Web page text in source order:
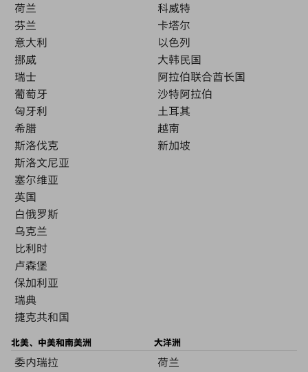
荷兰
芬兰
意大利
挪威
瑞士
葡萄牙
匈牙利
希腊
斯洛伐克
斯洛文尼亚
塞尔维亚
英国
白俄罗斯
乌克兰
比利时
卢森堡
保加利亚
瑞典
捷克共和国
科威特
卡塔尔
以色列
大韩民国
阿拉伯联合酋长国
沙特阿拉伯
土耳其
越南
新加坡
北美、中美和南美洲
委内瑞拉
大洋洲
荷兰